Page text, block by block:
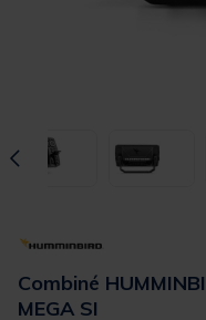
Combiné
MEGA SI